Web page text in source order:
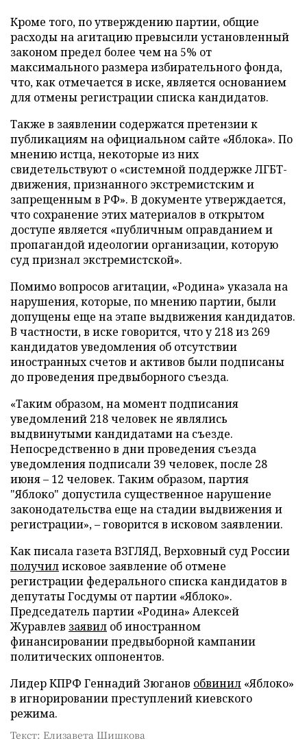
Кроме того, по утверждению партии, общие
расходы на агитацию превысили установленный
законом предел более чем на 5% от
максимального размера избирательного фонда,
что, как отмечается в иске, является основанием
для отмены регистрации списка кандидатов.
Также в заявлении содержатся претензии к
публикациям на официальном сайте «Яблока». По
мнению истца, некоторые из них
свидетельствуют о «системной поддержке ЛГБТ-
движения, признанного экстремистским и
запрещенным в РФ». В документе утверждается,
что сохранение этих материалов в открытом
доступе является «публичным оправданием и
пропагандой идеологии организации, которую
суд признал экстремистской».
Помимо вопросов агитации, «Родина» указала на
нарушения, которые, по мнению партии, были
допущены еще на этапе выдвижения кандидатов.
В частности, в иске говорится, что у 218 из 269
кандидатов уведомления об отсутствии
иностранных счетов и активов были подписаны
до проведения предвыборного съезда.
«Таким образом, на момент подписания
уведомлений 218 человек не являлись
выдвинутыми кандидатами на съезде.
Непосредственно в дни проведения съезда
уведомления подписали 39 человек, после 28
июня – 12 человек. Таким образом, партия
"Яблоко" допустила существенное нарушение
законодательства еще на стадии выдвижения и
регистрации», – говорится в исковом заявлении.
Как писала газета ВЗГЛЯД, Верховный суд России
получилисковое заявление об отмене
регистрации федерального списка кандидатов в
депутаты Госдумы от партии «Яблоко».
Председатель партии «Родина» Алексей
Журавлев заявил об иностранном
финансировании предвыборной кампании
политических оппонентов.
Лидер КПРФ Геннадий Зюганов обвинил «Яблоко»
в игнорировании преступлений киевского
режима.
Текст: Елизавета Шишкова